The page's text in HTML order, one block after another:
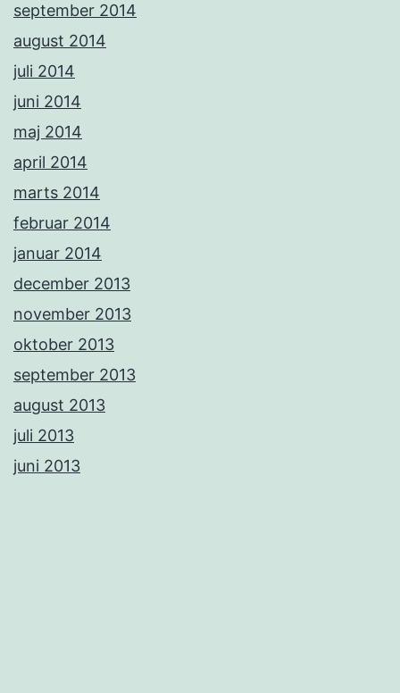
september 2014
august 2014
juli 2014
juni 2014
maj 2014
april 2014
marts 2014
februar 2014
januar 2014
december 2013
november 2013
oktober 2013
september 2013
august 2013
juli 2013
juni 2013